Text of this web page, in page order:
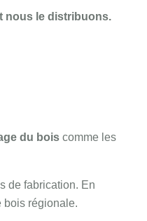
nous le distribuons.
du boiscomme les
de fabrication. En
bois régionale.